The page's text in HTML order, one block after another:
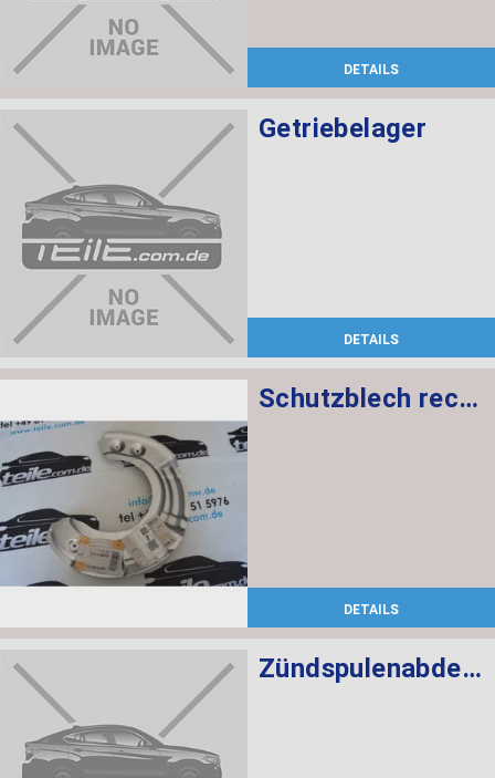
DETAILS
Getriebelager
DETAILS
Schutzblech rechts
DETAILS
Zündspulenabdeckung